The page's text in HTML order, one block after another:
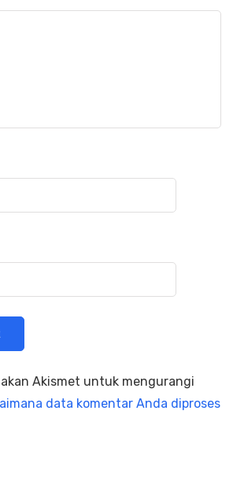
Akismet untuk mengurangi
data komentar Anda diproses